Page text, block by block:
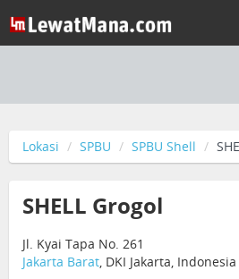
Lokasi SPBU SPBU Shell
SHELL Grogol
Jl. Kyai Tapa No. 261
Jakarta Barat, DKI Jakarta, Indonesia